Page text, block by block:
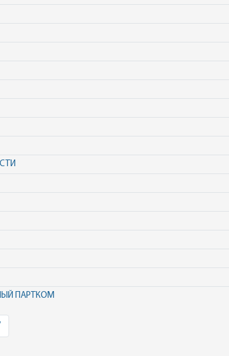
ПАРТКОМ